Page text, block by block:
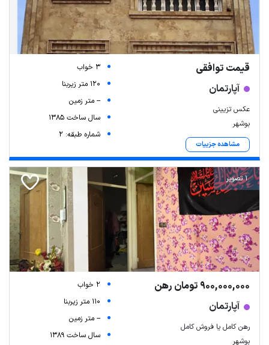
قیمت توافقی
آپارتمان
عکس تزیینی
بوشهر
مشاهده جزییات
3 خواب
120 متر زیربنا
-- متر زمین
سال ساخت 1385
شماره طبقه: 2
1 تصویر
900,000,000 تومان رهن
آپارتمان
رهن کامل یا فروش کامل
بوشهر
2 خواب
110 متر زیربنا
-- متر زمین
سال ساخت 1389